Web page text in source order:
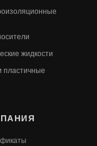
жидкости
пластичные